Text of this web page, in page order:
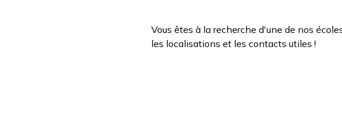
Vous êtes à la recherche d'une de nos
les localisations et les contacts utiles !